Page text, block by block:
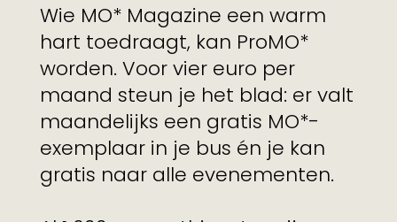
Wie MO* Magazine een warm
hart toedraagt, kan ProMO*
worden. Voor vier euro per
maand steun je het blad: er valt
maandelijks een gratis MO*-
exemplaar in je bus én je kan
gratis naar alle evenementen.